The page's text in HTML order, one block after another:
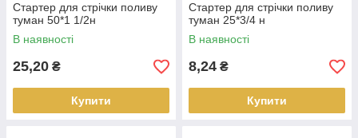
Стартер для стрічки поливу
туман 50*1 1/2н
В наявності
25,20 ₴
Купити
Стартер для стрічки поливу
туман 25*3/4 н
В наявності
8,24 ₴
Купити